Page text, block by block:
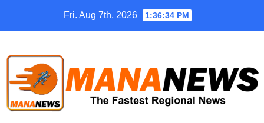
Fri. Aug 7th, 2026 1:36:35 PM